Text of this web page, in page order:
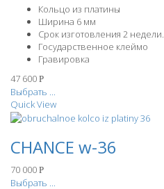
Кольцо из платины
Ширина 6 мм
Срок изготовления 2 недели.
Государственное клеймо
Гравировка
47 600 Р
Выбрать ...
Quick View
CHANCE w-36
70 000 Р
Выбрать ...